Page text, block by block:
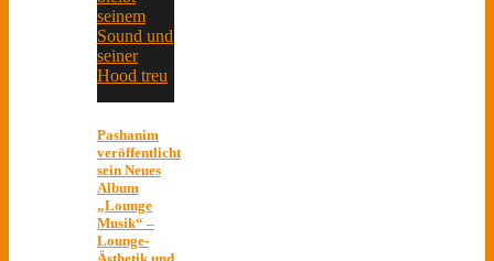
Pashanim
veröffentlicht
sein Neues
Album
„Lounge
Musik“ –
Lounge-